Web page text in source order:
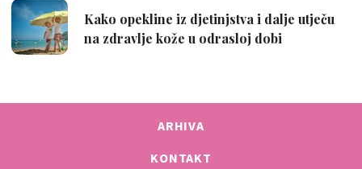
ARHIVA
KONTAKT